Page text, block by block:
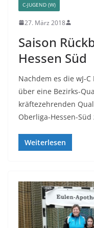
C-JUGEND (W)
27. März 2018
Saison
Hessen Süd
Nachdem es die wJ-
über eine Bezirks-
kräftezehrenden
Oberliga-Hessen-Süd
Weiterlesen